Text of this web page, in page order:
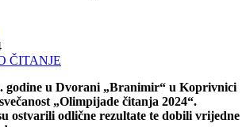
ČITANJE
godine u Dvorani „Branimir“ u Koprivnici
„Olimpijade čitanja 2024“.
ostvarili odlične rezultate te dobili vrijedne